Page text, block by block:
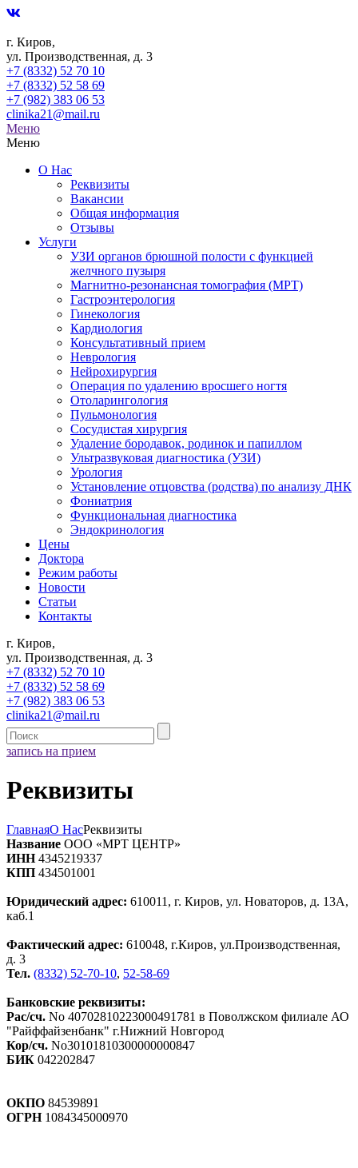
г. Киров,
ул. Производственная, д. 3
+7 (8332) 52 70 10
+7 (8332) 52 58 69
+7 (982) 383 06 53
clinika21@mail.ru
Меню
Меню
О Нас
Реквизиты
Вакансии
Общая информация
Отзывы
Услуги
УЗИ органов брюшной полости с функцией
желчного пузыря
Магнитно-резонансная томография (МРТ)
Гастроэнтерология
Гинекология
Кардиология
Консультативный прием
Неврология
Нейрохирургия
Операция по удалению вросшего ногтя
Отоларингология
Пульмонология
Сосудистая хирургия
Удаление бородавок, родинок и папиллом
Ультразвуковая диагностика (УЗИ)
Урология
Установление отцовства (родства) по анализу ДНК
Фониатрия
Функциональная диагностика
Эндокринология
Цены
Доктора
Режим работы
Новости
Статьи
Контакты
г. Киров,
ул. Производственная, д. 3
+7 (8332) 52 70 10
+7 (8332) 52 58 69
+7 (982) 383 06 53
clinika21@mail.ru
запись на прием
Реквизиты
ГлавнаяО НасРеквизиты
Название ООО «МРТ ЦЕНТР»
ИНН4345219337
КПП 434501001
Юридический адрес: 610011, г. Киров, ул. Новаторов, д. 13А,
каб.1
Фактический адрес: 610048, г.Киров, ул.Производственная,
д. 3
Тел. (8332) 52-70-10, 52-58-69
Банковские реквизиты:
Рас/сч. No 40702810223000491781 в Поволжском филиале АО
"Райффайзенбанк" г.Нижний Новгород
Кор/сч. No30101810300000000847
БИК 042202847
ОКПО 84539891
ОГРН1084345000970